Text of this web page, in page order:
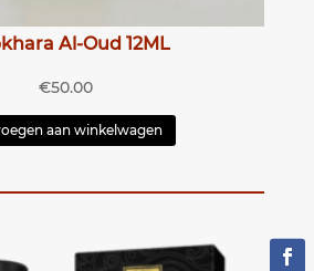
Al-Oud 12ML
€50.00
aan winkelwagen